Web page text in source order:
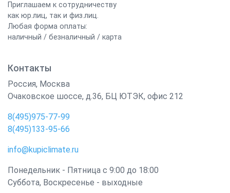
Приглашаем к сотрудничеству
как юр.лиц, так и физ.лиц.
Любая форма оплаты:
наличный / безналичный / карта
Контакты
Россия, Москва
Очаковское шоссе, д.36, БЦ ЮТЭК, офис 212
8(495)975-77-99
8(495)133-95-66
info@kupiclimate.ru
Понедельник - Пятница с 9:00 до 18:00
Суббота, Воскресенье - выходные